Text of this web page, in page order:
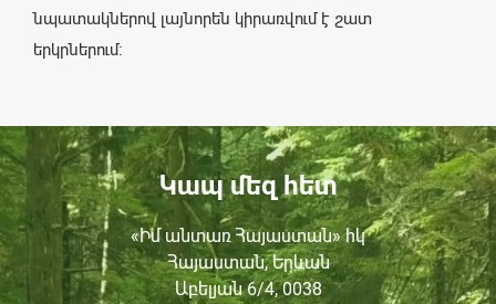
նպատակներով լայնորեն կիրառվում է շատ
երկրներում:
Կապ մեզ հետ
«Իմ անտառ Հայաստան» հկ
Հայաստան, Երևան
Աբելյան 6/4, 0038